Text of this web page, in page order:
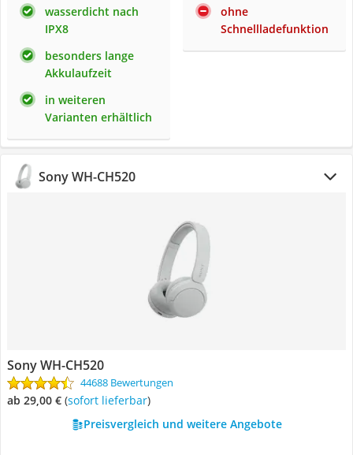
wasserdicht nach
IPX8
besonders lange
Akkulaufzeit
in weiteren
Varianten erhältlich
ohne
Schnellladefunktion
Sony WH-CH520
Sony WH-CH520
44688 Bewertungen
ab 29,00 € ( Sofort lieferbar)
Preisvergleich und weitere Angebote